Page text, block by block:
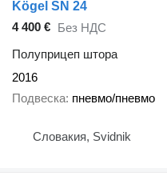
Kögel SN 24
4 400 € Без НДС
Полуприцеп штора
2016
Подвеска пневмо/пневмо
Словакия, Svidnik